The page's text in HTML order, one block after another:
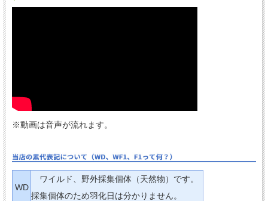
※動画は音声が流れます。
WD
ワイルド、野外採集個体（天然物）です。
採集個体のため羽化日は分かりません。